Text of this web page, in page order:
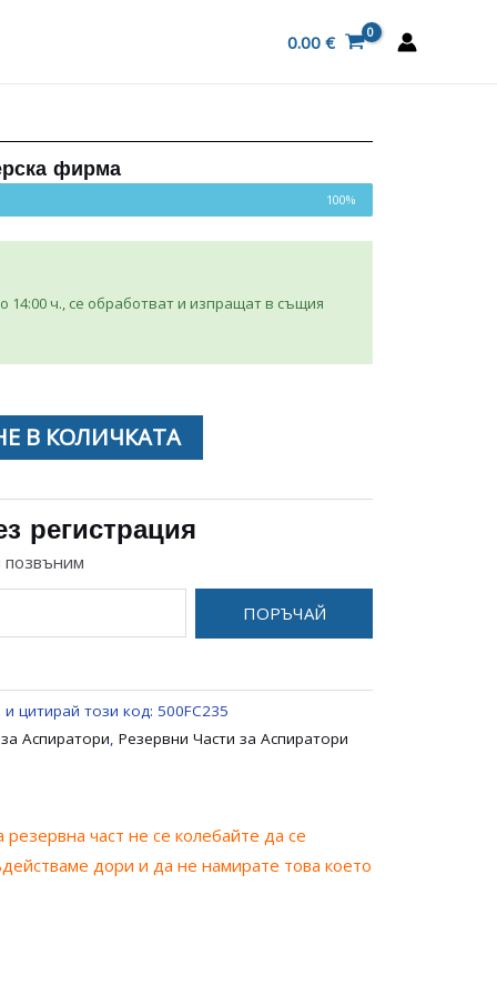
0.00 €
фирма
100%
14:00 ч., се обработват и изпращат в същия
В КОЛИЧКАТА
регистрация
ПОРЪЧАЙ
цитирай този код: 500FC235
Аспиратори, Резервни Части за Аспиратори
част не се колебайте да се
дори и да не намирате това което